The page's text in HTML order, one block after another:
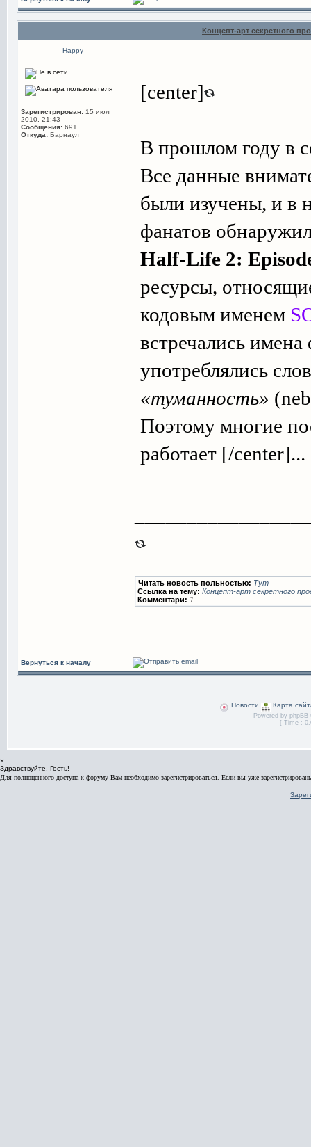
Концепт-арт секретного
Happy
Зарегистрирован: 15 июл
2010, 21:43
Сообщения: 691
Откуда: Барнаул
[center]
В прошлом году в
Все данные
были изучены, и в
фанатов
Half-Life 2:
ресурсы,
кодовым именем
встречались
употреблялись
«туманность»
Поэтому многие
работает [/center]...
Читать новость польностью: Тут
Ссылка на тему: Концепт-арт секретного
Комментари: 1
Вернуться к началу
Новости Карта
Powered by phpBB
[ Time :
×
Здравствуйте, Гость!
Для полноценного доступа к форуму Вам необходимо зарегистрироваться. Если вы уже